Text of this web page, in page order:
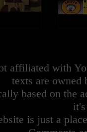
affiliated with
texts are owned
based on the
is just a